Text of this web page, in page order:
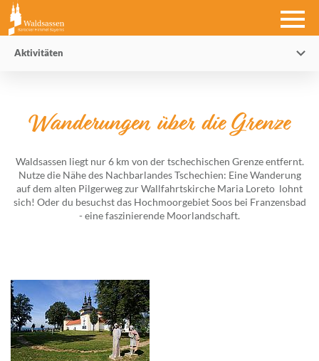
Aktivitäten
Wanderungen über die Grenze
Waldsassen liegt nur 6 km von der tschechischen Grenze entfernt.
Nutze die Nähe des Nachbarlandes Tschechien: Eine Wanderung
auf dem alten Pilgerweg zur Wallfahrtskirche Maria Loreto lohnt
sich! Oder du besuchst das Hochmoorgebiet Soos bei Franzensbad
- eine faszinierende Moorlandschaft.